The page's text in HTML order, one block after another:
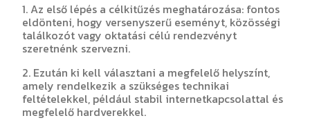
1. Az első lépés a célkitűzés meghatározása: fontos
eldönteni, hogy versenyszerű eseményt, közösségi
találkozót vagy oktatási célú rendezvényt
szeretnénk szervezni.
2. Ezután ki kell választani a megfelelő helyszínt,
amely rendelkezik a szükséges technikai
feltételekkel, például stabil internetkapcsolattal és
megfelelő hardverekkel.